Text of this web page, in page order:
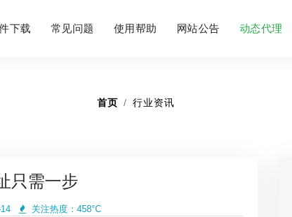
下载 常见问题 使用帮助 网站公告 动态代理
首页 行业资讯
只需一步
关注热度： 458°C